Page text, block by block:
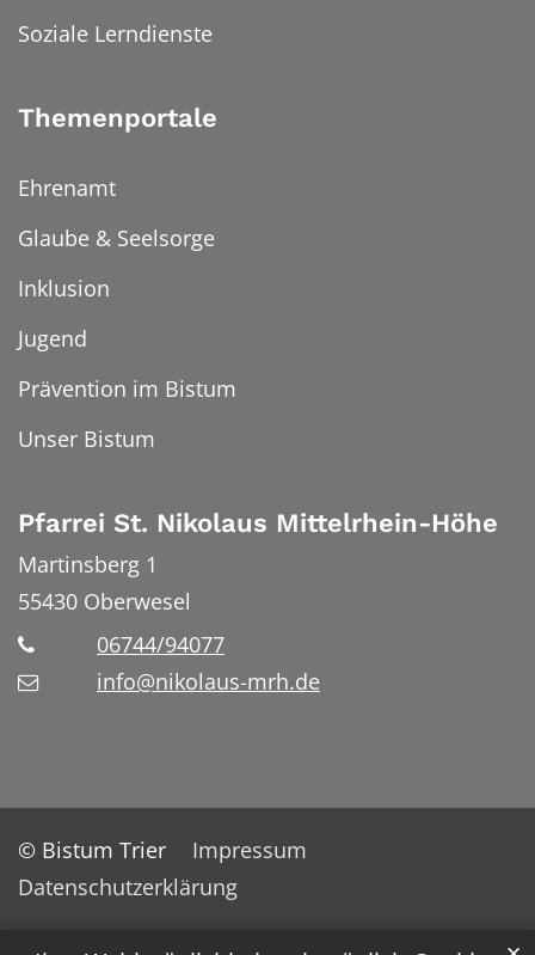
Soziale Lerndienste
Themenportale
Ehrenamt
Glaube & Seelsorge
Inklusion
Jugend
Prävention im Bistum
Unser Bistum
Pfarrei St. Nikolaus Mittelrhein-Höhe
Martinsberg 1
55430 Oberwesel
06744/94077
info@nikolaus-mrh.de
© Bistum Trier
Impressum
Datenschutzerklärung